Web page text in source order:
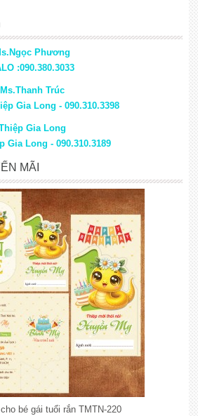
Phương
:090.380.3033
Ms.Thanh Trúc
Gia Long - 090.310.3398
Gia Long
Gia Long - 090.310.3189
MÃI
bé gái tuổi rắn TMTN-220